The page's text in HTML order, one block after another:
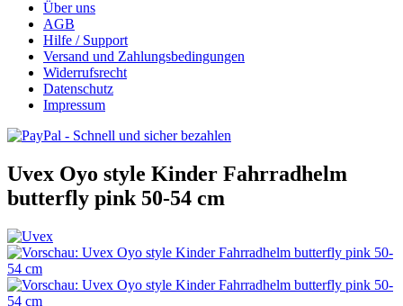
Über uns
AGB
Hilfe / Support
Versand und Zahlungsbedingungen
Widerrufsrecht
Datenschutz
Impressum
Uvex Oyo style Kinder Fahrradhelm
butterfly pink 50-54 cm